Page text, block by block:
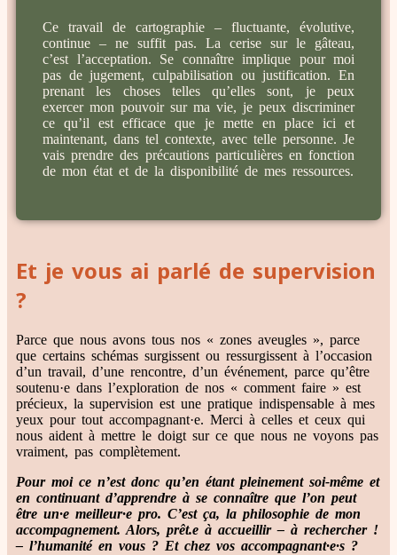
Ce travail de cartographie – fluctuante, évolutive,
continue – ne suffit pas. La cerise sur le gâteau,
c’est l’acceptation. Se connaître implique pour moi
pas de jugement, culpabilisation ou justification. En
prenant les choses telles qu’elles sont, je peux
exercer mon pouvoir sur ma vie, je peux discriminer
ce qu’il est efficace que je mette en place ici et
maintenant, dans tel contexte, avec telle personne. Je
vais prendre des précautions particulières en fonction
de mon état et de la disponibilité de mes ressources.
Et je vous ai parlé de supervision
?
Parce que nous avons tous nos « zones aveugles », parce
que certains schémas surgissent ou ressurgissent à l’occasion
d’un travail, d’une rencontre, d’un événement, parce qu’être
soutenu·e dans l’exploration de nos « comment faire » est
précieux, la supervision est une pratique indispensable à mes
yeux pour tout accompagnant·e. Merci à celles et ceux qui
nous aident à mettre le doigt sur ce que nous ne voyons pas
vraiment, pas complètement.
Pour moi ce n’est donc qu’en étant pleinement soi-même et
en continuant d’apprendre à se connaître que l’on peut
être un·e meilleur·e pro. C’est ça, la philosophie de mon
accompagnement. Alors, prêt.e à accueillir – à rechercher !
– l’humanité en vous ? Et chez vos accompagnant·e·s ?